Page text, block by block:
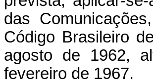
das
Código Brasileiro
agosto de 1962,
fevereiro de 1967.